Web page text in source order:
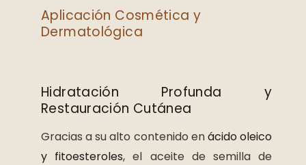
Aplicación Cosmética y
Dermatológica
Hidratación Profunda y
Restauración Cutánea
Gracias a su alto contenido enácido oleico
y fitoesteroles, el aceite de semilla de